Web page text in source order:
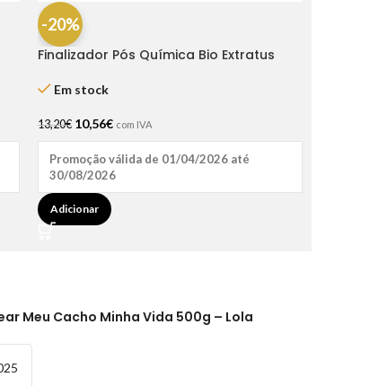
-20%
Finalizador Pós Química Bio Extratus
Em stock
13,20€ 10,56€ com IVA
Promoção válida de 01/04/2026 até
30/08/2026
Adicionar
Meu Cacho Minha Vida 500g – Lola